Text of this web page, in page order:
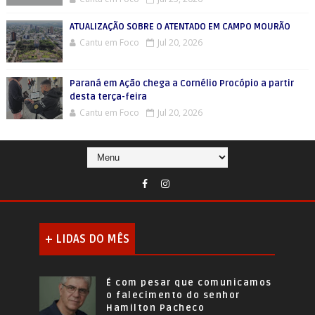
ATUALIZAÇÃO SOBRE O ATENTADO EM CAMPO MOURÃO
Cantu em Foco Jul 20, 2026
Paraná em Ação chega a Cornélio Procópio a partir
desta terça-feira
Cantu em Foco Jul 20, 2026
+ LIDAS DO MÊS
É com pesar que comunicamos
o falecimento do senhor
Hamilton Pacheco